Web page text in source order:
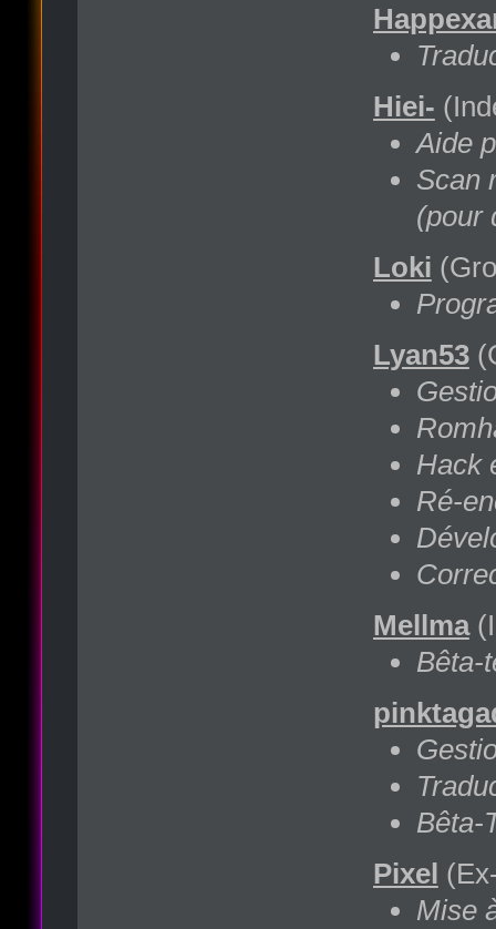
Hiei-
Aide
Scan
(pour
Loki
Lyan53
Hack
Ré-
Mellma
Bêta-
Bêta-
Pixel
Mise